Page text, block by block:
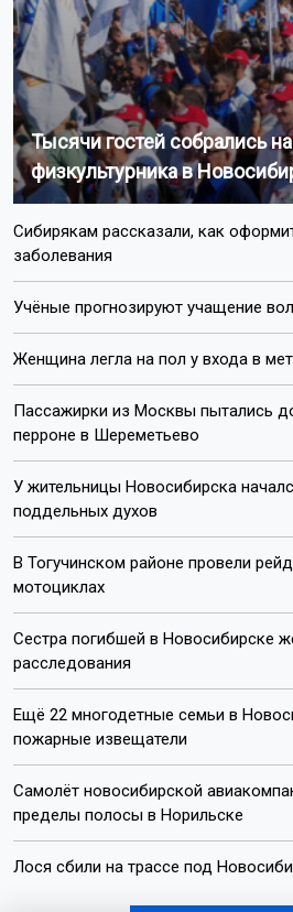
Тысячи гостей собрались
физкультурника в
Сибирякам рассказали, как
заболевания
Учёные прогнозируют учащение
Женщина легла на пол у входа в
Пассажирки из Москвы пытались
перроне в Шереметьево
У жительницы Новосибирска
поддельных духов
В Тогучинском районе провели
мотоциклах
Сестра погибшей в Новосибирске
расследования
Ещё 22 многодетные семьи в
пожарные извещатели
Самолёт новосибирской
пределы полосы в Норильске
Лося сбили на трассе под